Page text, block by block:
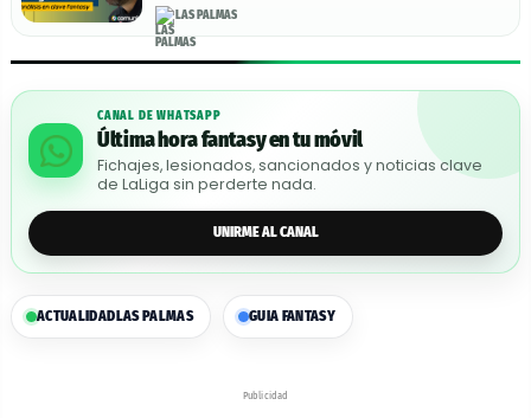
LAS PALMAS
CANAL DE WHATSAPP
Última hora fantasy en tu móvil
Fichajes, lesionados, sancionados y noticias clave
de LaLiga sin perderte nada.
UNIRME AL CANAL
ACTUALIDAD LAS PALMAS GUIA FANTASY
Publicidad